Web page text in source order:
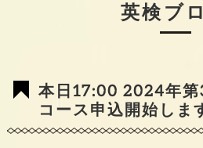
英検ブ
本日17:00 2024年第
コース申込開始しま